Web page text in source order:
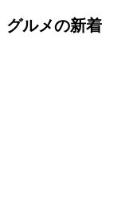
グルメの新着